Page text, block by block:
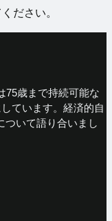
ださい。
75歳まで持続可能な
ています。経済的自
ついて語り合いまし